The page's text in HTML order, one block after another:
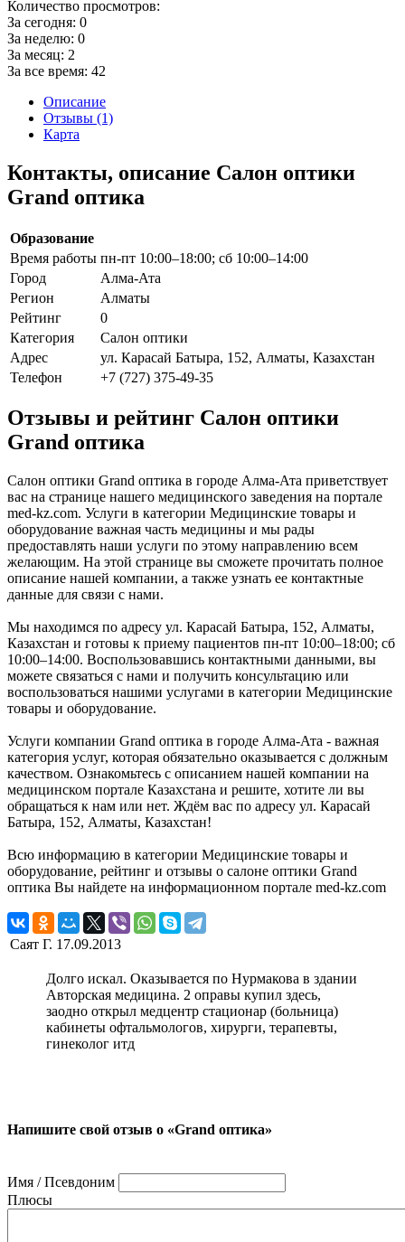
Количество просмотров:
За сегодня: 0
За неделю: 0
За месяц: 2
За все время: 42
Описание
Отзывы (1)
Карта
Контакты, описание Салон оптики
Grand оптика
Образование
Время работы пн-пт 10:00–18:00; сб 10:00–14:00
Город
Алма-Ата
Регион
Алматы
Рейтинг
0
Категория
Салон оптики
Адрес
ул. Карасай Батыра, 152, Алматы, Казахстан
Телефон
+7 (727) 375-49-35
Отзывы и рейтинг Салон оптики
Grand оптика
Салон оптики Grand оптика в городе Алма-Ата приветствует
вас на странице нашего медицинского заведения на портале
med-kz.com. Услуги в категории Медицинские товары и
оборудование важная часть медицины и мы рады
предоставлять наши услуги по этому направлению всем
желающим. На этой странице вы сможете прочитать полное
описание нашей компании, а также узнать ее контактные
данные для связи с нами.
Мы находимся по адресу ул. Карасай Батыра, 152, Алматы,
Казахстан и готовы к приему пациентов пн-пт 10:00–18:00; сб
10:00–14:00. Воспользовавшись контактными данными, вы
можете связаться с нами и получить консультацию или
воспользоваться нашими услугами в категории Медицинские
товары и оборудование.
Услуги компании Grand оптика в городе Алма-Ата - важная
категория услуг, которая обязательно оказывается с должным
качеством. Ознакомьтесь с описанием нашей компании на
медицинском портале Казахстана и решите, хотите ли вы
обращаться к нам или нет. Ждём вас по адресу ул. Карасай
Батыра, 152, Алматы, Казахстан!
Всю информацию в категории Медицинские товары и
оборудование, рейтинг и отзывы о салоне оптики Grand
оптика Вы найдете на информационном портале med-kz.com
Саят Г. 17.09.2013
Долго искал. Оказывается по Нурмакова в здании
Авторская медицина. 2 оправы купил здесь,
заодно открыл медцентр стационар (больница)
кабинеты офтальмологов, хирурги, терапевты,
гинеколог итд
Напишите свой отзыв о «Grand оптика»
Имя / Псевдоним
Плюсы